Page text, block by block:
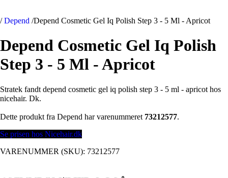
/ Depend /Depend Cosmetic Gel Iq Polish Step 3 - 5 Ml - Apricot
Depend Cosmetic Gel Iq Polish
Step 3 - 5 Ml - Apricot
Stratek fandt depend cosmetic gel iq polish step 3 - 5 ml - apricot hos
nicehair. Dk.
Dette produkt fra Depend har varenummeret 73212577.
Se prisen hos Nicehair.dk
VARENUMMER (SKU): 73212577